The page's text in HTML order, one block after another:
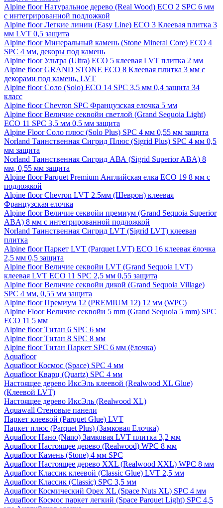
Alpine floor Натуральное дерево (Real Wood) ECO 2 SPC 6 мм
с интегрированной подложкой
Alpine floor Легкие линии (Easy Line) ECO 3 Клеевая плитка 3
мм LVT 0,5 защита
Alpine floor Минеральный камень (Stone Mineral Core) ECO 4
SPC 4 мм, декоры под камень
Alpine floor Ультра (Ultra) ECO 5 клеевая LVT плитка 2 мм
Alpine floor GRAND STONE ECO 8 Клеевая плитка 3 мм с
декорами под камень, LVT
Alpine floor Соло (Solo) ECO 14 SPC 3,5 мм 0,4 защита 34
класс
Alpine floor Chevron SPC Французская елочка 5 мм
Alpine floor Величие секвойи светлой (Grand Sequoia Light)
ECO 11 SPC 3,5 мм 0,5 мм защита
Alpine Floor Соло плюс (Solo Plus) SPC 4 мм 0,55 мм защита
Norland Таинственная Сигрид Плюс (Sigrid Plus) SPC 4 мм 0,5
мм защита
Norland Таинственная Сигрид АВА (Sigrid Superior ABA) 8
мм, 0,55 мм защита
Alpine floor Parquet Premium Английская елка ECO 19 8 мм с
подложкой
Alpine floor Chevron LVT 2.5мм (Шеврон) клеевая
Французская елочка
Alpine floor Величие секвойи премиум (Grand Sequoia Superior
ABA) 8 мм с интегрированной подложкой
Norland Таинственная Сигрид LVT (Sigrid LVT) клеевая
плитка
Alpine floor Паркет LVT (Parquet LVT) ECO 16 клеевая ёлочка
2,5 мм 0,5 защита
Alpine floor Величие секвойи LVT (Grand Sequoia LVT)
клеевая LVT ECO 11 SPC 2,5 мм 0,55 защита
Alpine floor Величие секвойи дикой (Grand Sequoia Village)
SPC 4 мм, 0,55 мм защита
Alpine floor Премиум 12 (PREMIUM 12) 12 мм (WPC)
Alpine Floor Величие секвойи 5 mm (Grand Sequoia 5 mm) SPC
ECO 11 5 мм
Alpine floor Титан 6 SPC 6 мм
Alpine floor Титан 8 SPC 8 мм
Alpine floor Титан Паркет SPC 6 мм (ёлочка)
Aquafloor
Aquafloor Космос (Space) SPC 4 мм
Aquafloor Кварц (Quartz) SPC 4 мм
Настоящее дерево ИксЭль клеевой (Realwood XL Glue)
(Клеевой LVT)
Настоящее дерево ИксЭль (Realwood XL)
Aquawall Стеновые панели
Паркет клеевой (Parquet Glue) LVT
Паркет плюс (Parquet Plus) (Замковая Елочка)
Aquafloor Нано (Nano) Замковая LVT плитка 3,2 мм
Aquafloor Настоящее дерево (Realwood) WPC 8 мм
Aquafloor Камень (Stone) 4 мм SPC
Aquafloor Настоящее дерево XXL (Realwood XXL) WPC 8 мм
Aquafloor Классик клеевой (Classic Glue) LVT 2,5 мм
Aquafloor Классик (Classic) SPC 3,5 мм
Aquafloor Космический Орех XL (Space Nuts XL) SPC 4 мм
Aquafloor Космос паркет легкий (Space Parquet Light) SPC 4,5